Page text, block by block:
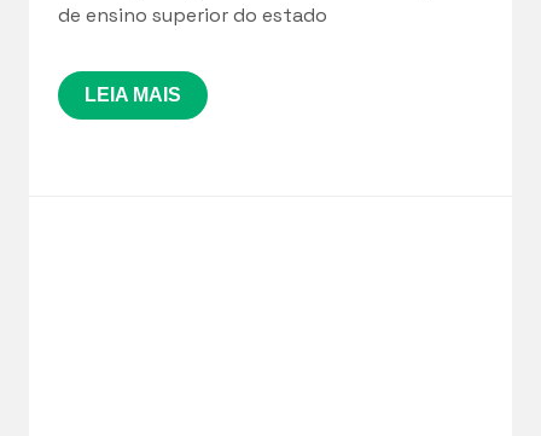
de ensino superior do estado
LEIA MAIS